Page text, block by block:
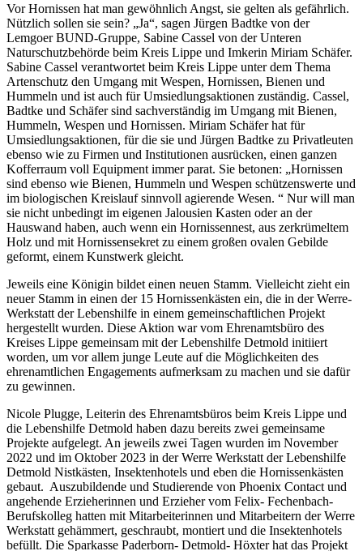
Vor Hornissen hat man gewöhnlich Angst, sie gelten als gefährlich.
Nützlich sollen sie sein? „Ja“, sagen Jürgen Badtke von der
Lemgoer BUND-Gruppe, Sabine Cassel von der Unteren
Naturschutzbehörde beim Kreis Lippe und Imkerin Miriam Schäfer.
Sabine Cassel verantwortet beim Kreis Lippe unter dem Thema
Artenschutz den Umgang mit Wespen, Hornissen, Bienen und
Hummeln und ist auch für Umsiedlungsaktionen zuständig. Cassel,
Badtke und Schäfer sind sachverständig im Umgang mit Bienen,
Hummeln, Wespen und Hornissen. Miriam Schäfer hat für
Umsiedlungsaktionen, für die sie und Jürgen Badtke zu Privatleuten
ebenso wie zu Firmen und Institutionen ausrücken, einen ganzen
Kofferraum voll Equipment immer parat. Sie betonen: „Hornissen
sind ebenso wie Bienen, Hummeln und Wespen schützenswerte und
im biologischen Kreislauf sinnvoll agierende Wesen. “ Nur will man
sie nicht unbedingt im eigenen Jalousien Kasten oder an der
Hauswand haben, auch wenn ein Hornissennest, aus zerkrümeltem
Holz und mit Hornissensekret zu einem großen ovalen Gebilde
geformt, einem Kunstwerk gleicht.
Jeweils eine Königin bildet einen neuen Stamm. Vielleicht zieht ein
neuer Stamm in einen der 15 Hornissenkästen ein, die in der Werre-
Werkstatt der Lebenshilfe in einem gemeinschaftlichen Projekt
hergestellt wurden. Diese Aktion war vom Ehrenamtsbüro des
Kreises Lippe gemeinsam mit der Lebenshilfe Detmold initiiert
worden, um vor allem junge Leute auf die Möglichkeiten des
ehrenamtlichen Engagements aufmerksam zu machen und sie dafür
zu gewinnen.
Nicole Plugge, Leiterin des Ehrenamtsbüros beim Kreis Lippe und
die Lebenshilfe Detmold haben dazu bereits zwei gemeinsame
Projekte aufgelegt. An jeweils zwei Tagen wurden im November
2022 und im Oktober 2023 in der Werre Werkstatt der Lebenshilfe
Detmold Nistkästen, Insektenhotels und eben die Hornissenkästen
gebaut. Auszubildende und Studierende von Phoenix Contact und
angehende Erzieherinnen und Erzieher vom Felix- Fechenbach-
Berufskolleg hatten mit Mitarbeiterinnen und Mitarbeitern der Werre
Werkstatt gehämmert, geschraubt, montiert und die Insektenhotels
befüllt. Die Sparkasse Paderborn- Detmold- Höxter hat das Projekt